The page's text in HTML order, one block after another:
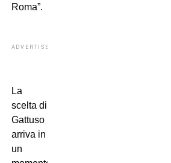
Roma”.
ADVERTISEMENT
La
scelta di
Gattuso
arriva in
un